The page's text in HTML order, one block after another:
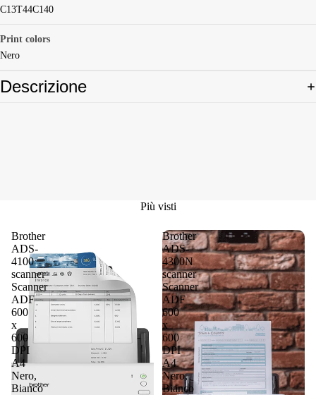
C13T44C140
Print colors
Nero
Descrizione
Più visti
Brother
ADS-
4100
scanner
Scanner
ADF
600
x
600
DPI
A4
Nero,
Bianco
Brother
ADS-
4300N
scanner
Scanner
ADF
600
x
600
DPI
A4
Nero,
Bianco